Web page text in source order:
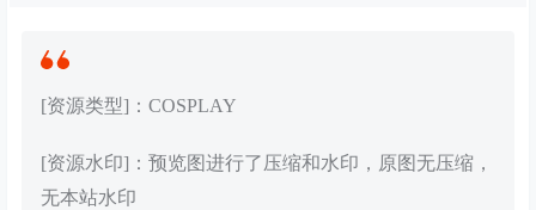
[资源类型]：COSPLAY
[资源水印]：预览图进行了压缩和水印，原图无压缩，
无本站水印